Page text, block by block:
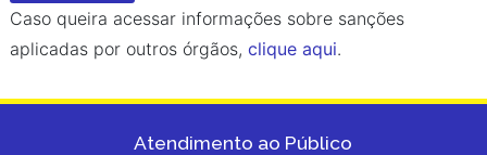
Caso queira acessar informações sobre sanções
aplicadas por outros órgãos, clique aqui.
Atendimento ao Público